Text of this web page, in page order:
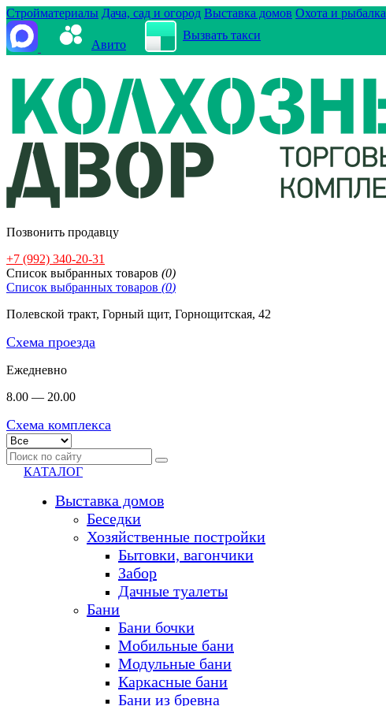
Стройматериалы Дача, сад и огород Выставка домов Охота и рыбалка
Авито
Вызвать такси
Позвонить продавцу
+7 (992) 340-20-31
Cписок выбранных товаров (0)
Cписок выбранных товаров (0)
Полевской тракт, Горный щит, Горнощитская, 42
Схема проезда
Ежедневно
8.00 — 20.00
Схема комплекса
КАТАЛОГ
Выставка домов
Беседки
Хозяйственные постройки
Бытовки, вагончики
Забор
Дачные туалеты
Бани
Бани бочки
Мобильные бани
Модульные бани
Каркасные бани
Бани из бревна